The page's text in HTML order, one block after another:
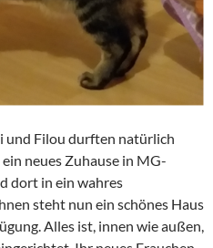
und Filou durften natürlich
neues Zuhause in MG-
dort in ein wahres
steht nun ein schönes Haus
Alles ist, innen wie außen,